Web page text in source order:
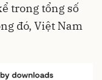
trong tổng số
đó, Việt Nam